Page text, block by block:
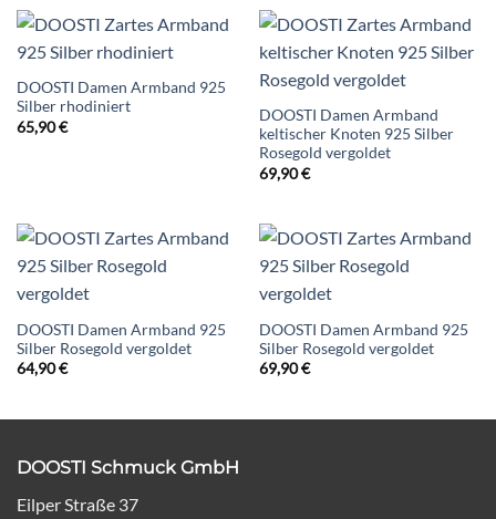
DOOSTI Damen Armband 925
Silber rhodiniert
65,90€
DOOSTI Damen Armband
keltischer Knoten 925 Silber
Rosegold vergoldet
69,90€
DOOSTI Damen Armband 925
Silber Rosegold vergoldet
64,90€
DOOSTI Damen Armband 925
Silber Rosegold vergoldet
69,90€
DOOSTI Schmuck GmbH
Eilper Straße 37